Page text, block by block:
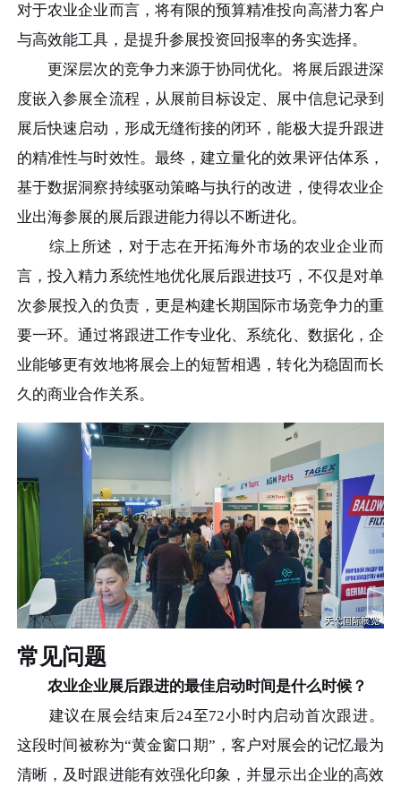
对于农业企业而言，将有限的预算精准投向高潜力客户
与高效能工具，是提升参展投资回报率的务实选择。
更深层次的竞争力来源于协同优化。将展后跟进深
度嵌入参展全流程，从展前目标设定、展中信息记录到
展后快速启动，形成无缝衔接的闭环，能极大提升跟进
的精准性与时效性。最终，建立量化的效果评估体系，
基于数据洞察持续驱动策略与执行的改进，使得农业企
业出海参展的展后跟进能力得以不断进化。
综上所述，对于志在开拓海外市场的农业企业而
言，投入精力系统性地优化展后跟进技巧，不仅是对单
次参展投入的负责，更是构建长期国际市场竞争力的重
要一环。通过将跟进工作专业化、系统化、数据化，企
业能够更有效地将展会上的短暂相遇，转化为稳固而长
久的商业合作关系。
常见问题
农业企业展后跟进的最佳启动时间是什么时候？
建议在展会结束后24至72小时内启动首次跟进。
这段时间被称为“黄金窗口期”，客户对展会的记忆最为
清晰，及时跟进能有效强化印象，并显示出企业的高效